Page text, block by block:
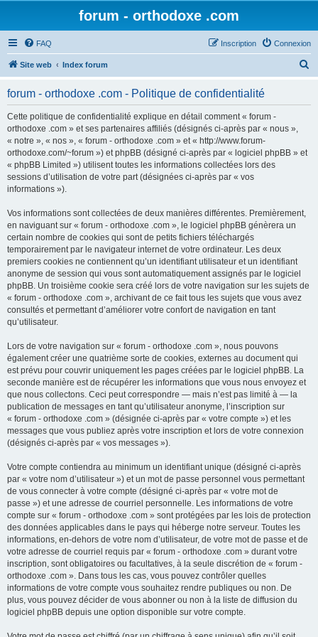
forum - orthodoxe .com
FAQ Connexion
Inscription
Site web Index forum
forum - orthodoxe .com - Politique de confidentialité
Cette politique de confidentialité explique en détail comment « forum -
orthodoxe .com » et ses partenaires affiliés (désignés ci-après par « nous »,
« notre », « nos », « forum - orthodoxe .com » et « http://www.forum-
orthodoxe.com/~forum ») et phpBB (désigné ci-après par « logiciel phpBB » et
« phpBB Limited ») utilisent toutes les informations collectées lors des
sessions d’utilisation de votre part (désignées ci-après par « vos
informations »).
Vos informations sont collectées de deux manières différentes. Premièrement,
en naviguant sur « forum - orthodoxe .com », le logiciel phpBB génèrera un
certain nombre de cookies qui sont de petits fichiers téléchargés
temporairement par le navigateur internet de votre ordinateur. Les deux
premiers cookies ne contiennent qu’un identifiant utilisateur et un identifiant
anonyme de session qui vous sont automatiquement assignés par le logiciel
phpBB. Un troisième cookie sera créé lors de votre navigation sur les sujets de
« forum - orthodoxe .com », archivant de ce fait tous les sujets que vous avez
consultés et permettant d’améliorer votre confort de navigation en tant
qu’utilisateur.
Lors de votre navigation sur « forum - orthodoxe .com », nous pouvons
également créer une quatrième sorte de cookies, externes au document qui
est prévu pour couvrir uniquement les pages créées par le logiciel phpBB. La
seconde manière est de récupérer les informations que vous nous envoyez et
que nous collectons. Ceci peut correspondre — mais n’est pas limité à — la
publication de messages en tant qu’utilisateur anonyme, l’inscription sur
« forum - orthodoxe .com » (désignée ci-après par « votre compte ») et les
messages que vous publiez après votre inscription et lors de votre connexion
(désignés ci-après par « vos messages »).
Votre compte contiendra au minimum un identifiant unique (désigné ci-après
par « votre nom d’utilisateur ») et un mot de passe personnel vous permettant
de vous connecter à votre compte (désigné ci-après par « votre mot de
passe ») et une adresse de courriel personnelle. Les informations de votre
compte sur « forum - orthodoxe .com » sont protégées par les lois de protection
des données applicables dans le pays qui héberge notre serveur. Toutes les
informations, en-dehors de votre nom d’utilisateur, de votre mot de passe et de
votre adresse de courriel requis par « forum - orthodoxe .com » durant votre
inscription, sont obligatoires ou facultatives, à la seule discrétion de « forum -
orthodoxe .com ». Dans tous les cas, vous pouvez contrôler quelles
informations de votre compte vous souhaitez rendre publiques ou non. De
plus, vous pouvez décider de vous abonner ou non à la liste de diffusion du
logiciel phpBB depuis une option disponible sur votre compte.